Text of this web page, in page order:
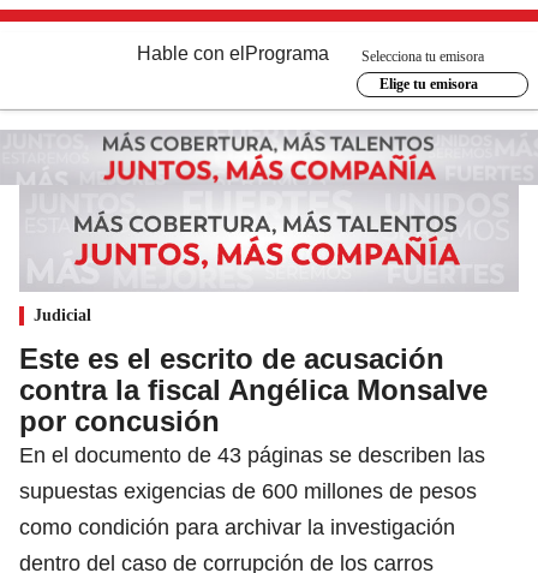
Hable con el Programa
Selecciona tu emisora
Elige tu emisora
Judicial
Este es el escrito de acusación
contra la fiscal Angélica Monsalve
por concusión
En el documento de 43 páginas se describen las
supuestas exigencias de 600 millones de pesos
como condición para archivar la investigación
dentro del caso de corrupción de los carros